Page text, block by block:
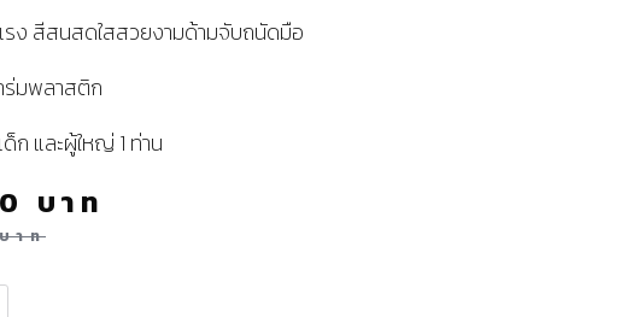
รง สีสนสดใสสวยงามด้ามจับถนัดมือ
ร่มพลาสติก
ด็ก และผู้ใหญ่ 1 ท่าน
าท
บาท